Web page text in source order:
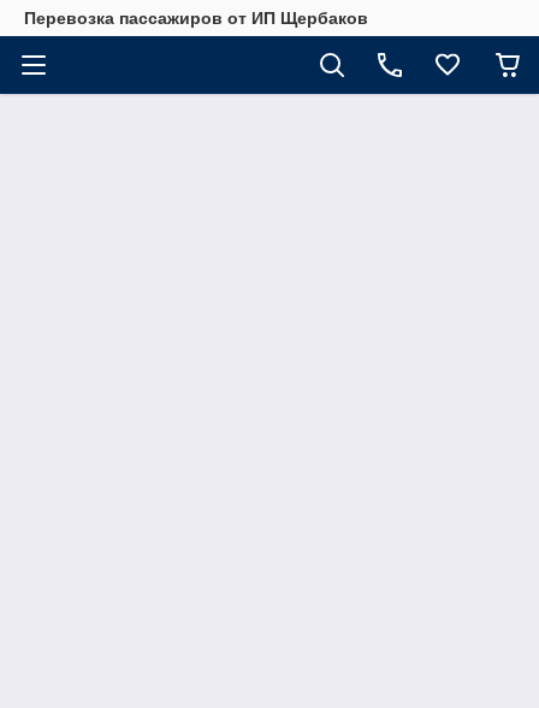
Перевозка пассажиров от ИП Щербаков